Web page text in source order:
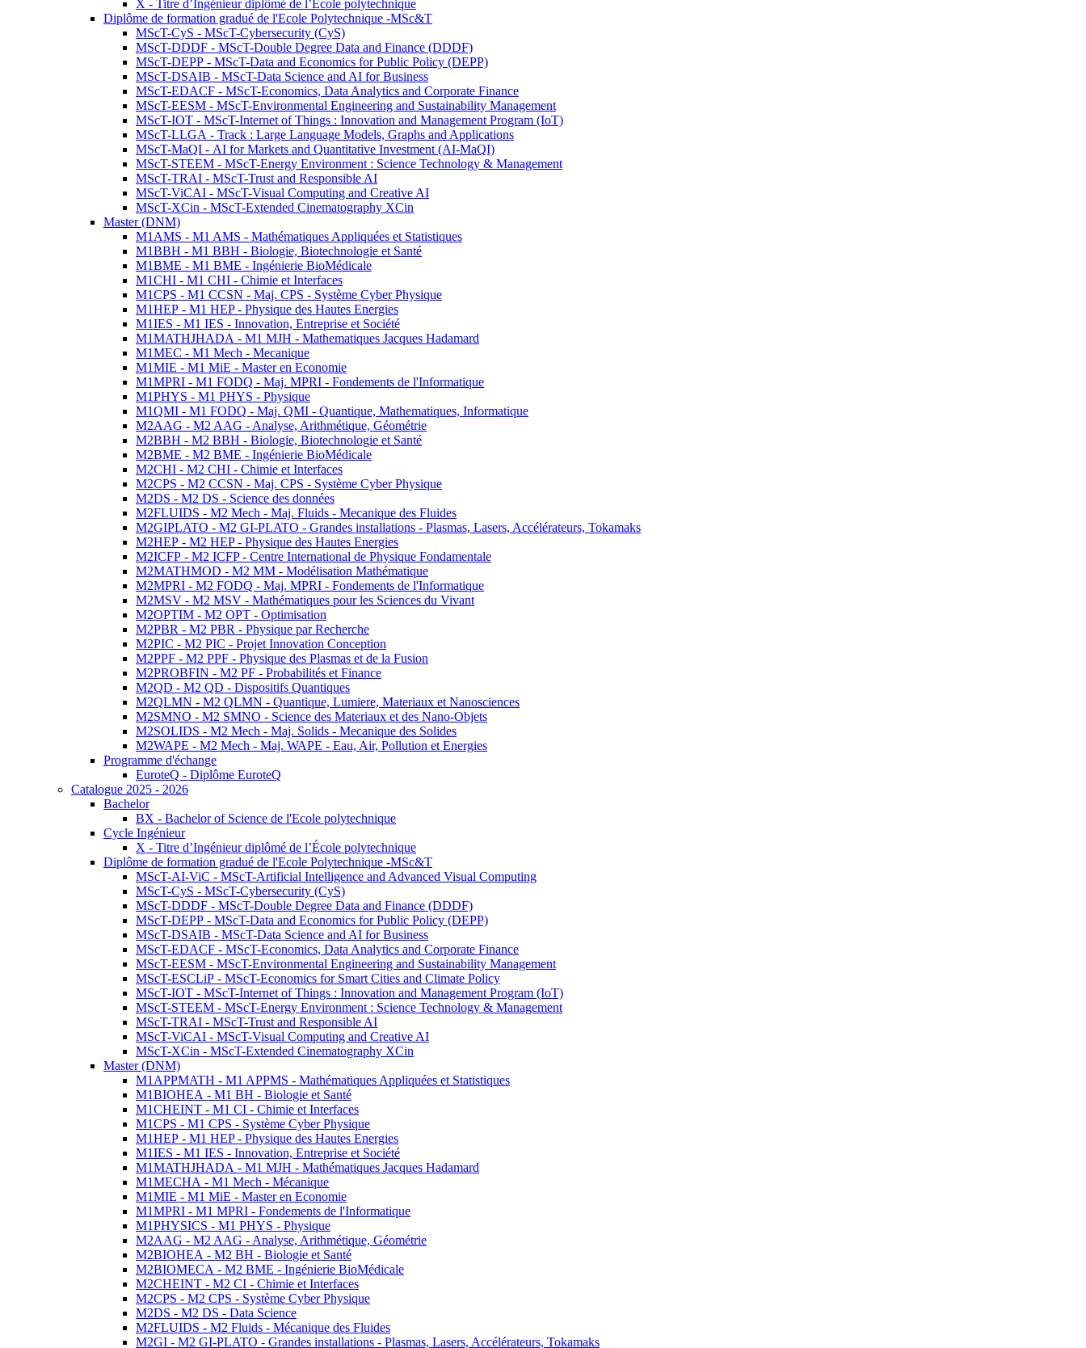
X - Titre d’Ingénieur diplômé de l’École polytechnique
Diplôme de formation gradué de l'Ecole Polytechnique -MSc&T
MScT-CyS - MScT-Cybersecurity (CyS)
MScT-DDDF - MScT-Double Degree Data and Finance (DDDF)
MScT-DEPP - MScT-Data and Economics for Public Policy (DEPP)
MScT-DSAIB - MScT-Data Science and AI for Business
MScT-EDACF - MScT-Economics, Data Analytics and Corporate Finance
MScT-EESM - MScT-Environmental Engineering and Sustainability Management
MScT-IOT - MScT-Internet of Things : Innovation and Management Program (IoT)
MScT-LLGA - Track : Large Language Models, Graphs and Applications
MScT-MaQI - AI for Markets and Quantitative Investment (AI-MaQI)
MScT-STEEM - MScT-Energy Environment : Science Technology & Management
MScT-TRAI - MScT-Trust and Responsible AI
MScT-ViCAI - MScT-Visual Computing and Creative AI
MScT-XCin - MScT-Extended Cinematography XCin
Master (DNM)
M1AMS - M1 AMS - Mathématiques Appliquées et Statistiques
M1BBH - M1 BBH - Biologie, Biotechnologie et Santé
M1BME - M1 BME - Ingénierie BioMédicale
M1CHI - M1 CHI - Chimie et Interfaces
M1CPS - M1 CCSN - Maj. CPS - Système Cyber Physique
M1HEP - M1 HEP - Physique des Hautes Energies
M1IES - M1 IES - Innovation, Entreprise et Société
M1MATHJHADA - M1 MJH - Mathematiques Jacques Hadamard
M1MEC - M1 Mech - Mecanique
M1MIE - M1 MiE - Master en Economie
M1MPRI - M1 FODQ - Maj. MPRI - Fondements de l'Informatique
M1PHYS - M1 PHYS - Physique
M1QMI - M1 FODQ - Maj. QMI - Quantique, Mathematiques, Informatique
M2AAG - M2 AAG - Analyse, Arithmétique, Géométrie
M2BBH - M2 BBH - Biologie, Biotechnologie et Santé
M2BME - M2 BME - Ingénierie BioMédicale
M2CHI - M2 CHI - Chimie et Interfaces
M2CPS - M2 CCSN - Maj. CPS - Système Cyber Physique
M2DS - M2 DS - Science des données
M2FLUIDS - M2 Mech - Maj. Fluids - Mecanique des Fluides
M2GIPLATO - M2 GI-PLATO - Grandes installations - Plasmas, Lasers, Accélérateurs, Tokamaks
M2HEP - M2 HEP - Physique des Hautes Energies
M2ICFP - M2 ICFP - Centre International de Physique Fondamentale
M2MATHMOD - M2 MM - Modélisation Mathématique
M2MPRI - M2 FODQ - Maj. MPRI - Fondements de l'Informatique
M2MSV - M2 MSV - Mathématiques pour les Sciences du Vivant
M2OPTIM - M2 OPT - Optimisation
M2PBR - M2 PBR - Physique par Recherche
M2PIC - M2 PIC - Projet Innovation Conception
M2PPF - M2 PPF - Physique des Plasmas et de la Fusion
M2PROBFIN - M2 PF - Probabilités et Finance
M2QD - M2 QD - Dispositifs Quantiques
M2QLMN - M2 QLMN - Quantique, Lumiere, Materiaux et Nanosciences
M2SMNO - M2 SMNO - Science des Materiaux et des Nano-Objets
M2SOLIDS - M2 Mech - Maj. Solids - Mecanique des Solides
M2WAPE - M2 Mech - Maj. WAPE - Eau, Air, Pollution et Energies
Programme d'échange
EuroteQ - Diplôme EuroteQ
Catalogue 2025 - 2026
Bachelor
BX - Bachelor of Science de l'Ecole polytechnique
Cycle Ingénieur
X - Titre d’Ingénieur diplômé de l’École polytechnique
Diplôme de formation gradué de l'Ecole Polytechnique -MSc&T
MScT-AI-ViC - MScT-Artificial Intelligence and Advanced Visual Computing
MScT-CyS - MScT-Cybersecurity (CyS)
MScT-DDDF - MScT-Double Degree Data and Finance (DDDF)
MScT-DEPP - MScT-Data and Economics for Public Policy (DEPP)
MScT-DSAIB - MScT-Data Science and AI for Business
MScT-EDACF - MScT-Economics, Data Analytics and Corporate Finance
MScT-EESM - MScT-Environmental Engineering and Sustainability Management
MScT-ESCLiP - MScT-Economics for Smart Cities and Climate Policy
MScT-IOT - MScT-Internet of Things : Innovation and Management Program (IoT)
MScT-STEEM - MScT-Energy Environment : Science Technology & Management
MScT-TRAI - MScT-Trust and Responsible AI
MScT-ViCAI - MScT-Visual Computing and Creative AI
MScT-XCin - MScT-Extended Cinematography XCin
Master (DNM)
M1APPMATH - M1 APPMS - Mathématiques Appliquées et Statistiques
M1BIOHEA - M1 BH - Biologie et Santé
M1CHEINT - M1 CI - Chimie et Interfaces
M1CPS - M1 CPS - Système Cyber Physique
M1HEP - M1 HEP - Physique des Hautes Energies
M1IES - M1 IES - Innovation, Entreprise et Société
M1MATHJHADA - M1 MJH - Mathématiques Jacques Hadamard
M1MECHA - M1 Mech - Mécanique
M1MIE - M1 MiE - Master en Economie
M1MPRI - M1 MPRI - Fondements de l'Informatique
M1PHYSICS - M1 PHYS - Physique
M2AAG - M2 AAG - Analyse, Arithmétique, Géométrie
M2BIOHEA - M2 BH - Biologie et Santé
M2BIOMECA - M2 BME - Ingénierie BioMédicale
M2CHEINT - M2 CI - Chimie et Interfaces
M2CPS - M2 CPS - Système Cyber Physique
M2DS - M2 DS - Data Science
M2FLUIDS - M2 Fluids - Mécanique des Fluides
M2GI - M2 GI-PLATO - Grandes installations - Plasmas, Lasers, Accélérateurs, Tokamaks